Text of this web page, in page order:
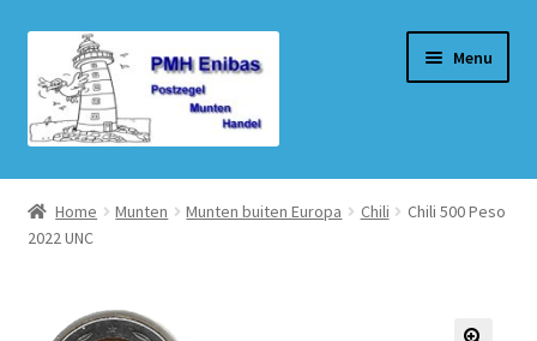
door
naar
navigatie
naar
de
inhoud
Menu
Home
Beurzen
Home Munten Munten buiten Europa Chili
Chili 500 Peso
2022 UNC